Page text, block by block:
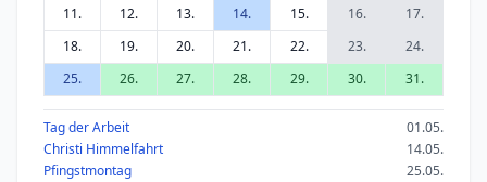
11.
12. 13. 14. 15. 16.
17.
18.
19. 20. 21. 22. 23.
24.
25.
26. 27. 28. 29. 30. 31.
Tag der Arbeit
01.05.
Christi Himmelfahrt
14.05.
Pfingstmontag
25.05.